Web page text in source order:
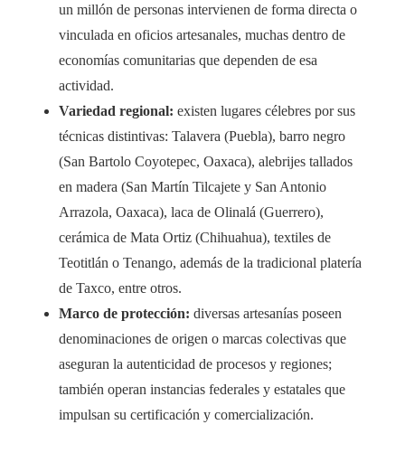
un millón de personas intervienen de forma directa o
vinculada en oficios artesanales, muchas dentro de
economías comunitarias que dependen de esa
actividad.
Variedad regional: existen lugares célebres por sus
técnicas distintivas: Talavera (Puebla), barro negro
(San Bartolo Coyotepec, Oaxaca), alebrijes tallados
en madera (San Martín Tilcajete y San Antonio
Arrazola, Oaxaca), laca de Olinalá (Guerrero),
cerámica de Mata Ortiz (Chihuahua), textiles de
Teotitlán o Tenango, además de la tradicional platería
de Taxco, entre otros.
Marco de protección: diversas artesanías poseen
denominaciones de origen o marcas colectivas que
aseguran la autenticidad de procesos y regiones;
también operan instancias federales y estatales que
impulsan su certificación y comercialización.